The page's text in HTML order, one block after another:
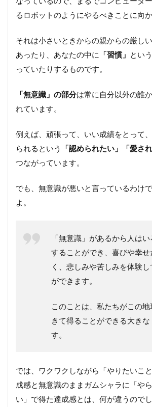
るロボットのようにやるべきことに向か
それは小さいときからの親からの厳し
あったり、あなたの中に
「習慣」 とい
っていたりするものです。
「無意識」の部分は常に自分以外の誰
れています。
例えば、頑張って、いい成績をとって
られるという
「認められたい」「愛さ
つながっています。
でも、無意識が悪いと言っているわけ
よ。
「無意識」があるから人は
することができ、喜びや幸せ
く、悲しみや苦しみを体験
ができます。
このことは、私たちがこの
きて得ることができる大き
す。
では、ワクワクしながら「やりたいこ
成感と無意識のままガムシャラに「や
い」で得た達成感とは、何が違うので